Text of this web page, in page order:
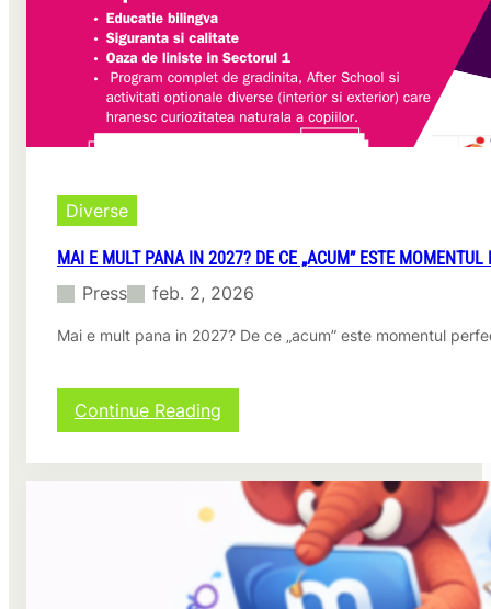
locale
Diverse
MAI E MULT PANA IN 2027? DE CE „ACUM” ESTE
Press feb. 2, 2026
Mai e mult pana in 2027? De ce „acum” este momentul
Continue Reading
Mai
mult
pana
2027?
De
ce